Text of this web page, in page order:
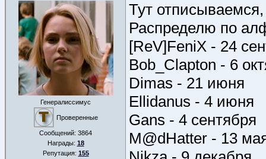
Генералиссимус
Проверенные
Сообщений: 3864
Награды: 18
Репутация: 155
Тут
Распределю по
[ReV]FeniX - 24
Bob_Clapton - 6
Dimas - 21 июня
Ellidanus - 4 июня
Gans - 4 сентября
M@dHatter - 13